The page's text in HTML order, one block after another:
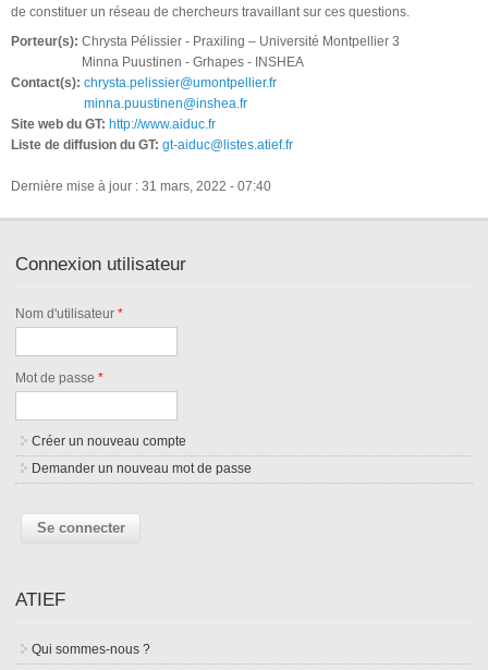
de constituer un réseau de chercheurs travaillant sur ces questions.
Porteur(s): Chrysta Pélissier - Praxiling – Université Montpellier 3
Minna Puustinen - Grhapes - INSHEA
Contact(s): chrysta.pelissier@umontpellier.fr
minna.puustinen@inshea.fr
Site web du GT: http://www.aiduc.fr
Liste de diffusion du GT: gt-aiduc@listes.atief.fr
Dernière mise à jour : 31 mars, 2022 - 07:40
Connexion utilisateur
Nom d'utilisateur*
Mot de passe*
Créer un nouveau compte
Demander un nouveau mot de passe
ATIEF
Qui sommes-nous ?